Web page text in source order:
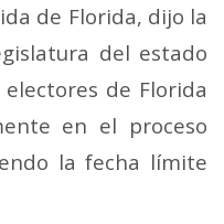
de Florida, dijo la
del estado
de Florida
en el proceso
la fecha límite